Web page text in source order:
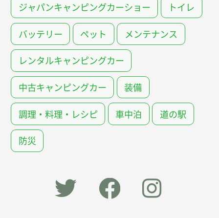
ジャパンキャンピングカーショー トイレ
バッテリー ペット メンテナンス
レンタルキャンピングカー
中古キャンピングカー 装備
調理・料理・レシピ 車中泊 道の駅
防災